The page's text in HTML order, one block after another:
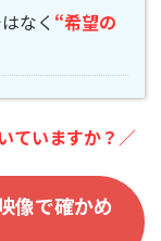
なく “希望の
ていますか？／
像で確かめ